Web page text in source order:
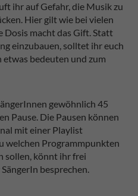
ihr auf Gefahr, die Musik zu
Hier gilt wie bei vielen
Dosis macht das Gift. Statt
einzubauen, solltet ihr euch
etwas bedeuten und zum
gewöhnlich 45
Pause. Die Pausen können
mit einer Playlist
welchen Programmpunkten
sollen, könnt ihr frei
besprechen.